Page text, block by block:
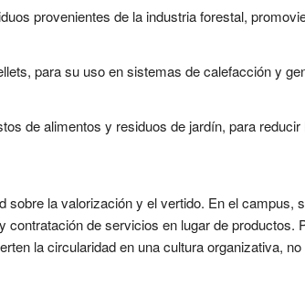
provenientes de la industria forestal,
para su uso en sistemas de calefacción y
de alimentos y residuos de jardín, para reducir
la valorización y el vertido. En el campus,
de servicios en lugar de productos.
la circularidad en una cultura organizativa,